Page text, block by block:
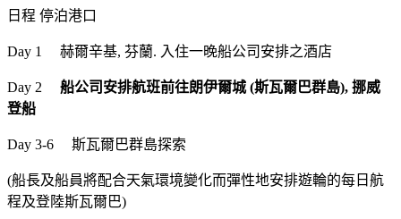
日程 停泊港口
Day 1 赫爾辛基, 芬蘭. 入住一晚船公司安排之酒店
Day 2 船公司安排航班前往朗伊爾城 (斯瓦爾巴群島), 挪威
登船
Day 3-6 斯瓦爾巴群島探索
(船長及船員將配合天氣環境變化而彈性地安排遊輪的每日航
程及登陸斯瓦爾巴)